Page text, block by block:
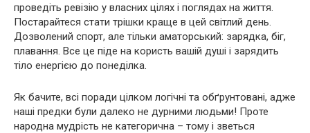
проведіть ревізію у власних цілях і поглядах на життя.
Постарайтеся стати трішки краще в цей світлий день.
Дозволений спорт, але тільки аматорський: зарядка, біг,
плавання. Все це піде на користь вашій душі і зарядить
тіло енергією до понеділка.
Як бачите, всі поради цілком логічні та обґрунтовані, адже
наші предки були далеко не дурними людьми! Проте
народна мудрість не категорична – тому і зветься